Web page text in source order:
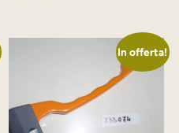
In offerta!